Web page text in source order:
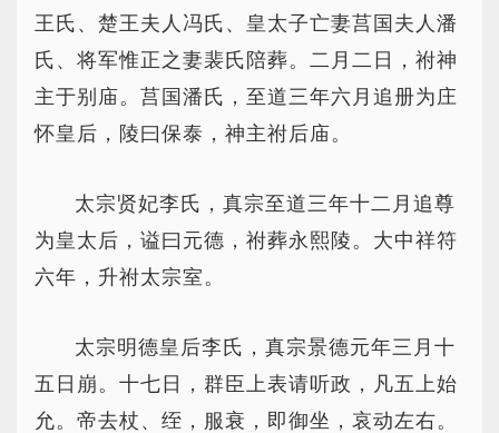
王氏、楚王夫人冯氏、皇太子亡妻莒国夫人潘
氏、将军惟正之妻裴氏陪葬。二月二日，祔神
主于别庙。莒国潘氏，至道三年六月追册为庄
怀皇后，陵曰保泰，神主祔后庙。
太宗贤妃李氏，真宗至道三年十二月追尊
为皇太后，谥曰元德，祔葬永熙陵。大中祥符
六年，升祔太宗室。
太宗明德皇后李氏，真宗景德元年三月十
五日崩。十七日，群臣上表请听政，凡五上始
允。帝去杖、绖，服衰，即御坐，哀动左右。